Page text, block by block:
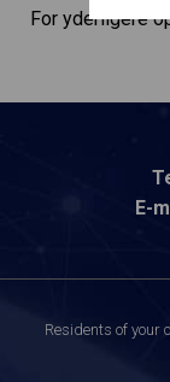
For yderligere
E-
Residents of your